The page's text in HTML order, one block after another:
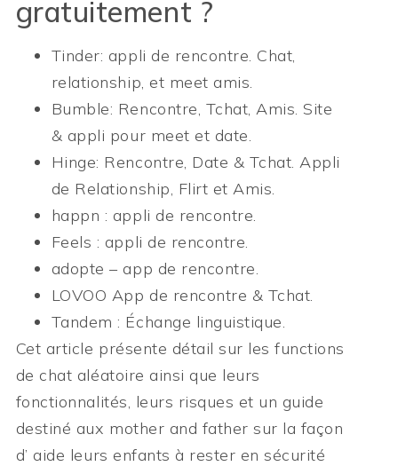
gratuitement ?
Tinder: appli de rencontre. Chat,
relationship, et meet amis.
Bumble: Rencontre, Tchat, Amis. Site
& appli pour meet et date.
Hinge: Rencontre, Date & Tchat. Appli
de Relationship, Flirt et Amis.
happn : appli de rencontre.
Feels : appli de rencontre.
adopte – app de rencontre.
LOVOO App de rencontre & Tchat.
Tandem : Échange linguistique.
Cet article présente détail sur les functions
de chat aléatoire ainsi que leurs
fonctionnalités, leurs risques et un guide
destiné aux mother and father sur la façon
d’ aide leurs enfants à rester en sécurité